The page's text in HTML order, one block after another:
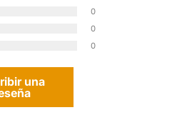
0
0
0
una